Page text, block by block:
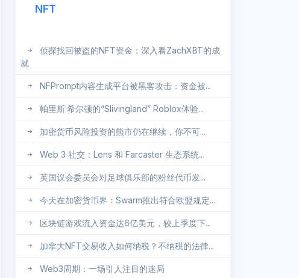
NFT
侦探找回被盗的NFT资金：深入看ZachXBT的成
就
NFPrompt内容生成平台被黑客攻击：资金被...
帕里斯·希尔顿的“Slivingland” Roblox体验...
加密货币风险投资的熊市仍在继续，你不可...
Web 3 社交：Lens 和 Farcaster 生态系统...
英国议会委员会对足球俱乐部的粉丝代币发...
今天在加密货币界：Swarm推出符合欧盟规定...
区块链游戏流入资金达6亿美元，较上季度下...
加拿大NFT交易收入如何纳税？不纳税的法律...
Web3周期：一场引人注目的迷局